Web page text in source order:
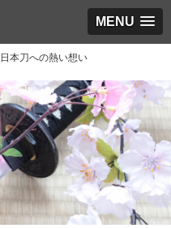
MENU
本刀への熱い想い